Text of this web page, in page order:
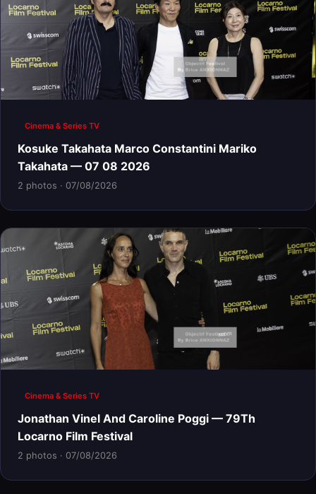
Cinema & Series TV
Kosuke Takahata Marco Constantini Mariko
Takahata — 07 08 2026
2 photos · 07/08/2026
Cinema & Series TV
Jonathan Vinel And Caroline Poggi — 79Th
Locarno Film Festival
2 photos · 07/08/2026